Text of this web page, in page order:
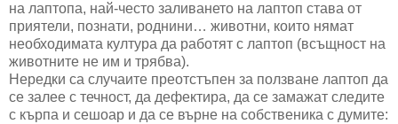
на лаптопа, най-често заливането на лаптоп става от
приятели, познати, роднини… животни, които нямат
необходимата култура да работят с лаптоп (всъщност на
животните не им и трябва).
Нередки са случаите преотстъпен за ползване лаптоп да
се залее с течност, да дефектира, да се замажат следите
с кърпа и сешоар и да се върне на собственика с думите: